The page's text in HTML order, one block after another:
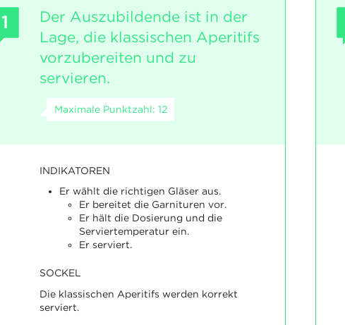
1
Der Auszubildende ist in der
Lage, die klassischen Aperitifs
vorzubereiten und zu
servieren.
Maximale Punktzahl: 12
INDIKATOREN
Er wählt die richtigen Gläser aus.
Er bereitet die Garnituren vor.
Er hält die Dosierung und die
Serviertemperatur ein.
Er serviert.
SOCKEL
Die klassischen Aperitifs werden korrekt
serviert.